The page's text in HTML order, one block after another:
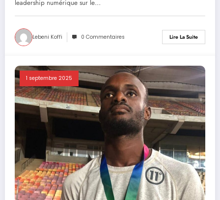
leadership numérique sur le…
Lebeni Koffi 0 Commentaires Lire La Suite
1 septembre 2025